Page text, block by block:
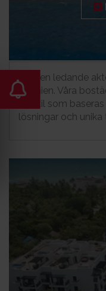
Vi är en ledande
Spanien. Våra
livsstil som
lösningar och unika